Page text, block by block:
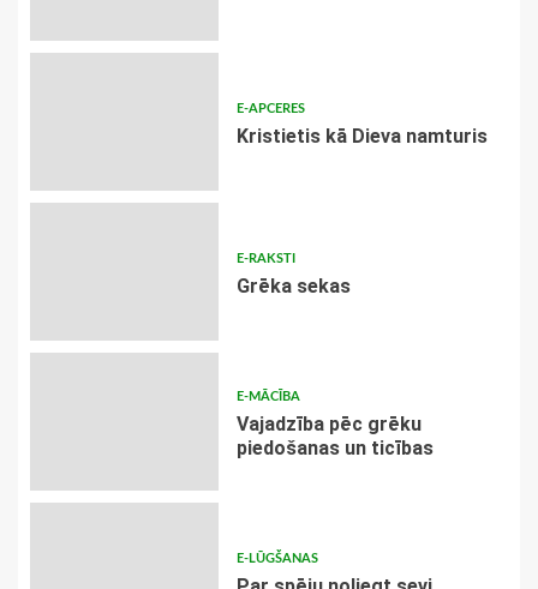
E-APCERES
Kristietis kā Dieva namturis
E-RAKSTI
Grēka sekas
E-MĀCĪBA
Vajadzība pēc grēku
piedošanas un ticības
E-LŪGŠANAS